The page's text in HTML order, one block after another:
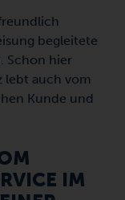
begleitete
Schon hier
lebt auch vom
Kunde und